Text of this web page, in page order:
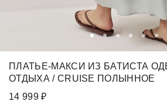
ПЛАТЬЕ-МАКСИ ИЗ БАТИСТА
ОТДЫХА / CRUISE ПОЛЫННОЕ
14 999 ₽